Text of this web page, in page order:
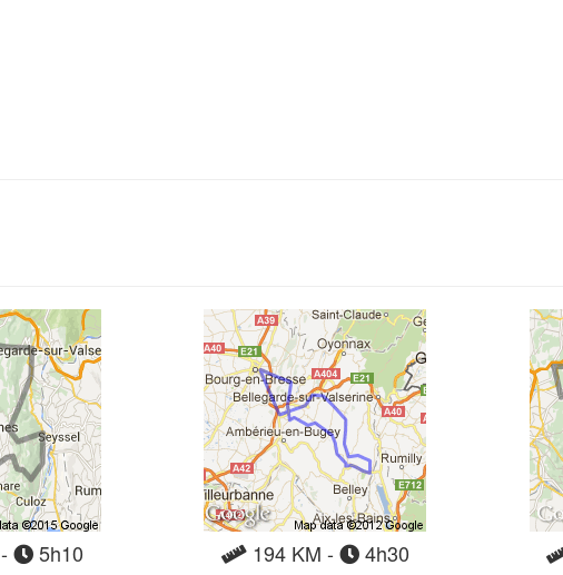
- 5h10 194 KM - 4h30